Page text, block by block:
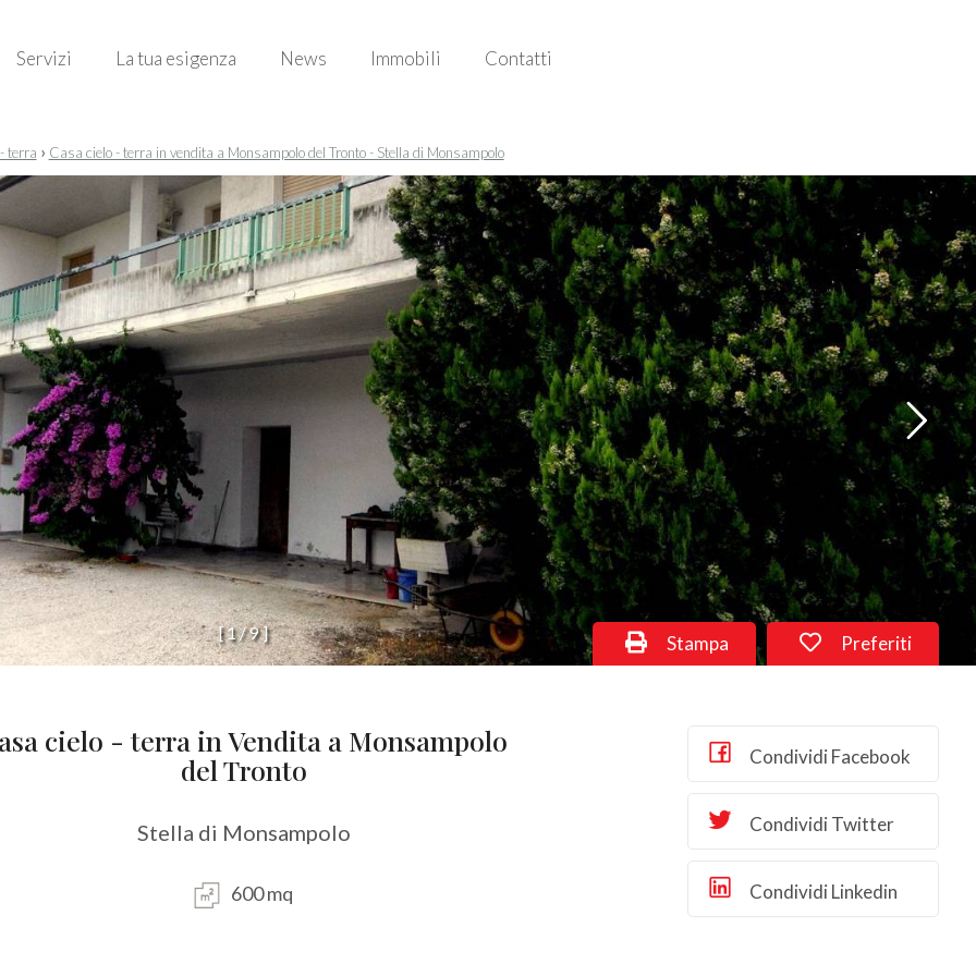
Servizi La tua esigenza News Immobili Contatti
terra › Casa cielo - terra in vendita a Monsampolo del Tronto - Stella di Monsampolo
[1/9]
cielo - terra in Vendita a Monsampolo
del Tronto
Stella di Monsampolo
600 mq
Preferiti
Stampa
Condividi Facebook
Condividi Twitter
Condividi Linkedin